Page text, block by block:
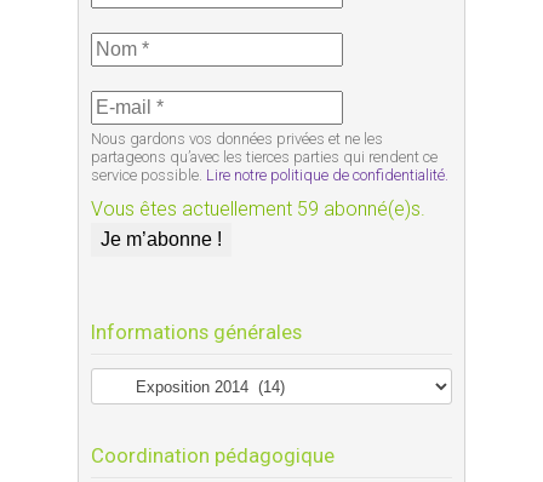
Nous gardons vos données privées et ne les
partageons qu’avec les tierces parties qui rendent ce
service possible. Lire notre politique de confidentialité.
Vous êtes actuellement 59 abonné(e)s.
Informations générales
Coordination pédagogique